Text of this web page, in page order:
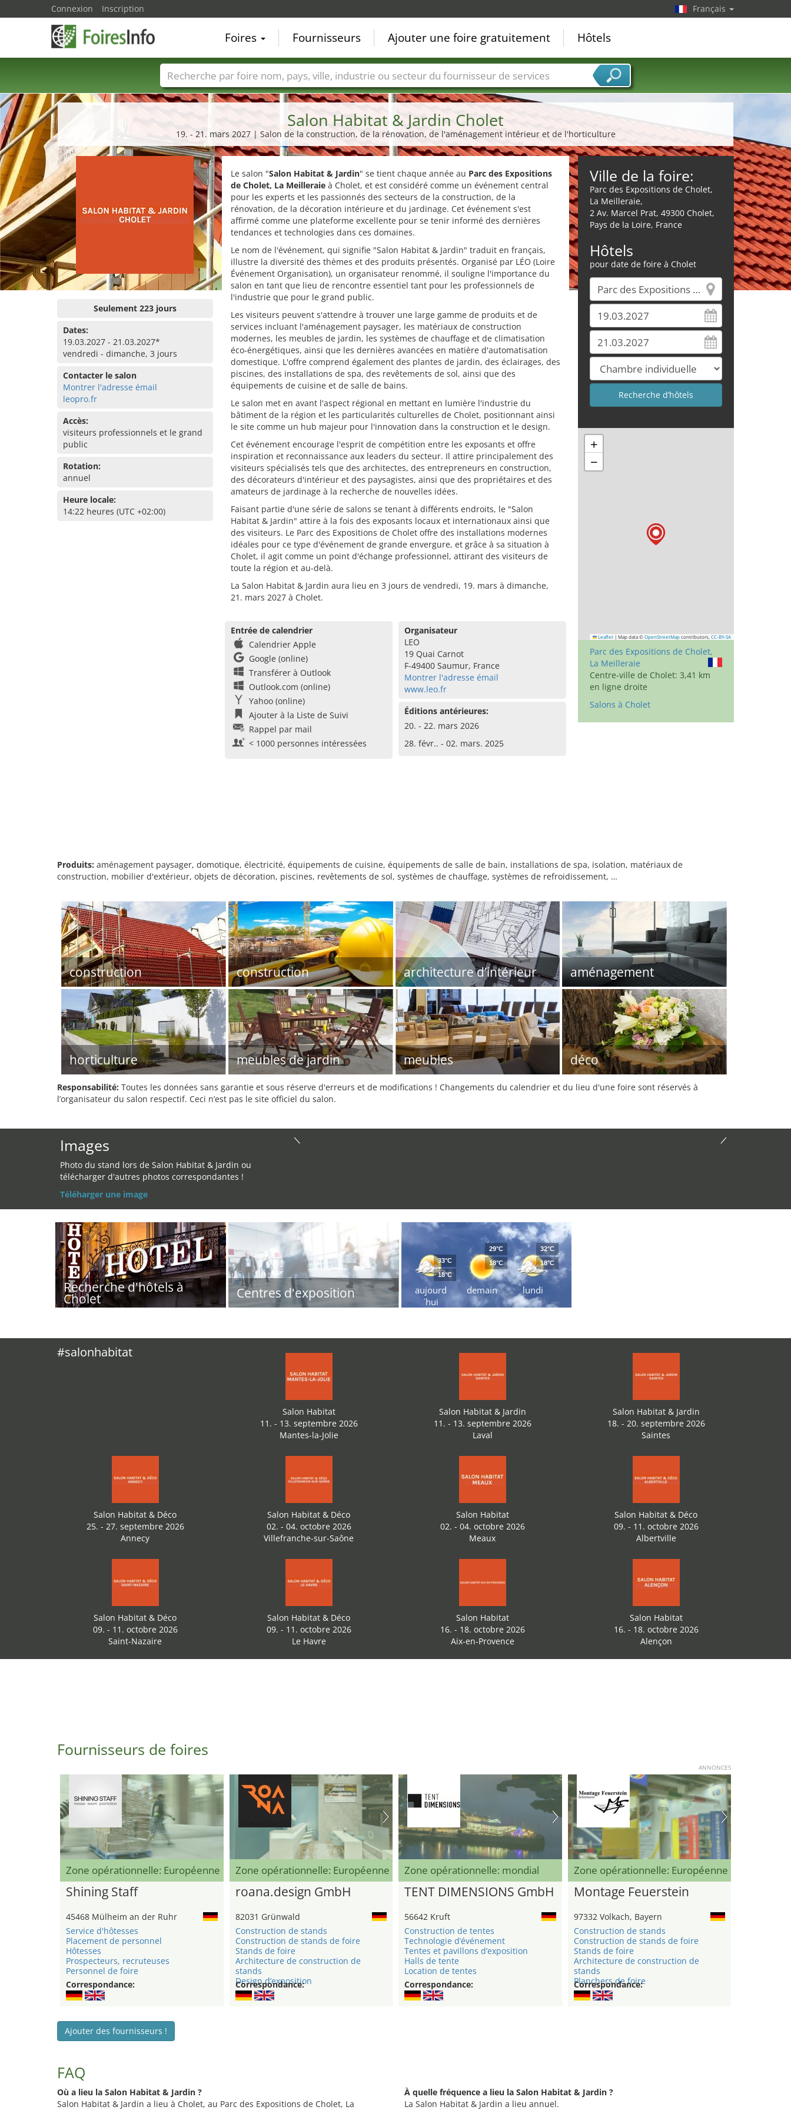
Salon Habitat & Jardin Cholet
19. - 21. mars 2027 | Salon de la construction, de la rénovation, de l'aménagement intérieur et de l'horticulture
Seulement 223 jours
Dates:
19.03.2027 - 21.03.2027*
vendredi - dimanche, 3 jours
Contacter le salon
Montrer l'adresse émail
leopro.fr
Accès:
visiteurs professionnels et le grand
public
Rotation:
annuel
Heure locale:
14:22 heures (UTC +02:00)
Le salon "Salon Habitat & Jardin" se tient chaque année au Parc des Expositions
de Cholet, La Meilleraieà Cholet, et est considéré comme un événement central
pour les experts et les passionnés des secteurs de la construction, de la
rénovation, de la décoration intérieure et du jardinage. Cet événement s'est
affirmé comme une plateforme excellente pour se tenir informé des dernières
tendances et technologies dans ces domaines.
Le nom de l'événement, qui signifie "Salon Habitat & Jardin" traduit en français,
illustre la diversité des thèmes et des produits présentés. Organisé par LÉO (Loire
Événement Organisation), un organisateur renommé, il souligne l'importance du
salon en tant que lieu de rencontre essentiel tant pour les professionnels de
l'industrie que pour le grand public.
Les visiteurs peuvent s'attendre à trouver une large gamme de produits et de
services incluant l'aménagement paysager, les matériaux de construction
modernes, les meubles de jardin, les systèmes de chauffage et de climatisation
éco-énergétiques, ainsi que les dernières avancées en matière d'automatisation
domestique. L'offre comprend également des plantes de jardin, des éclairages, des
piscines, des installations de spa, des revêtements de sol, ainsi que des
équipements de cuisine et de salle de bains.
Le salon met en avant l'aspect régional en mettant en lumière l'industrie du
bâtiment de la région et les particularités culturelles de Cholet, positionnant ainsi
le site comme un hub majeur pour l'innovation dans la construction et le design.
Cet événement encourage l'esprit de compétition entre les exposants et offre
inspiration et reconnaissance aux leaders du secteur. Il attire principalement des
visiteurs spécialisés tels que des architectes, des entrepreneurs en construction,
des décorateurs d'intérieur et des paysagistes, ainsi que des propriétaires et des
amateurs de jardinage à la recherche de nouvelles idées.
Faisant partie d'une série de salons se tenant à différents endroits, le "Salon
Habitat & Jardin" attire à la fois des exposants locaux et internationaux ainsi que
des visiteurs. Le Parc des Expositions de Cholet offre des installations modernes
idéales pour ce type d'événement de grande envergure, et grâce à sa situation à
Cholet, il agit comme un point d'échange professionnel, attirant des visiteurs de
toute la région et au-delà.
La Salon Habitat & Jardin aura lieu en 3 jours de vendredi, 19. mars à dimanche,
21. mars 2027 à Cholet.
Entrée de calendrier
Calendrier Apple
Google (online)
Transférer à Outlook
Outlook.com (online)
Yahoo (online)
Ajouter à la Liste de Suivi
Rappel par mail
< 1000 personnes intéressées
Organisateur
LEO
19 Quai Carnot
F-49400 Saumur, France
Montrer l'adresse émail
www.leo.fr
Éditions antérieures:
20. - 22. mars 2026
28. févr.. - 02. mars. 2025
Ville de la foire:
Parc des Expositions de Cholet,
La Meilleraie,
2 Av. Marcel Prat, 49300 Cholet,
Pays de la Loire, France
Hôtels
pour date de foire à Cholet
+
−
Leaflet | Map data © OpenStreetMap contributors, CC-BY-SA
Parc des Expositions de Cholet,
La Meilleraie
Centre-ville de Cholet: 3,41 km
en ligne droite
Salons à Cholet
Produits: aménagement paysager, domotique, électricité, équipements de cuisine, équipements de salle de bain, installations de spa, isolation, matériaux de
construction, mobilier d'extérieur, objets de décoration, piscines, revêtements de sol, systèmes de chauffage, systèmes de refroidissement, …
construction construction architecture d’intérieur aménagement
horticulture meubles de jardin meubles déco
Responsabilité: Toutes les données sans garantie et sous réserve d'erreurs et de modifications ! Changements du calendrier et du lieu d'une foire sont réservés à
l’organisateur du salon respectif. Ceci n’est pas le site officiel du salon.
Images
Photo du stand lors de Salon Habitat & Jardin ou
télécharger d'autres photos correspondantes !
Téléharger une image
Recherche d'hôtels à
Cholet Centres d'exposition
aujourd
´hui
33°C
18°C
demain
29°C
18°C
lundi
32°C
18°C
#salonhabitat
Salon Habitat
11. - 13. septembre 2026
Mantes-la-Jolie
Salon Habitat & Jardin
11. - 13. septembre 2026
Laval
Salon Habitat & Jardin
18. - 20. septembre 2026
Saintes
Salon Habitat & Déco
25. - 27. septembre 2026
Annecy
Salon Habitat & Déco
02. - 04. octobre 2026
Villefranche-sur-Saône
Salon Habitat
02. - 04. octobre 2026
Meaux
Salon Habitat & Déco
09. - 11. octobre 2026
Albertville
Salon Habitat & Déco
09. - 11. octobre 2026
Saint-Nazaire
Salon Habitat & Déco
09. - 11. octobre 2026
Le Havre
Salon Habitat
16. - 18. octobre 2026
Aix-en-Provence
Salon Habitat
16. - 18. octobre 2026
Alençon
Fournisseurs de foires
ANNONCES
Zone opérationnelle: Européenne
Shining Staff
45468 Mülheim an der Ruhr
Service d'hôtesses
Placement de personnel
Hôtesses
Prospecteurs, recruteuses
Personnel de foire
Correspondance:
Zone opérationnelle: Européenne
roana.design GmbH
82031 Grünwald
Construction de stands
Construction de stands de foire
Stands de foire
Architecture de construction de
stands
Design d’exposition
Correspondance:
Zone opérationnelle: mondial
TENT DIMENSIONS GmbH
56642 Kruft
Construction de tentes
Technologie d’événement
Tentes et pavillons d’exposition
Halls de tente
Location de tentes
Correspondance:
Zone opérationnelle: Européenne
Montage Feuerstein
97332 Volkach, Bayern
Construction de stands
Construction de stands de foire
Stands de foire
Architecture de construction de
stands
Planchers de foire
Correspondance:
Ajouter des fournisseurs !
FAQ
Où a lieu la Salon Habitat & Jardin ?
Salon Habitat & Jardin a lieu à Cholet, au Parc des Expositions de Cholet, La
À quelle fréquence a lieu la Salon Habitat & Jardin ?
La Salon Habitat & Jardin a lieu annuel.
Connexion Inscription Français
Foires Fournisseurs Ajouter une foire gratuitement Hôtels
Foire noms Pays Villes Secteurs de foire Secteurs du fournisseur de services